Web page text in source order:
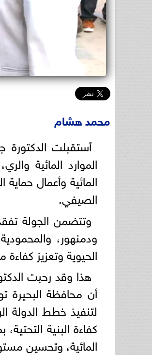
محمد هشام
ٱستقبلت الدكتورة
الموارد المائية
المائية وأعمال
الصيفي.
وتتضمن الجولة
ودمنهور،
الحيوية وتعزيز كفاءة
هذا وقد رحبت
أن محافظة البحيرة
لتنفيذ خطط الدولة
كفاءة البنية
المائية، وتحسين